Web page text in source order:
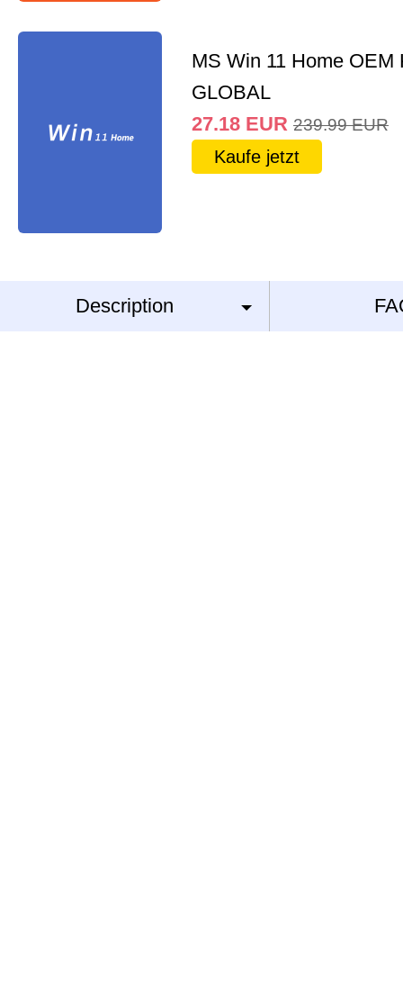
MS Win 11 Home OEM
GLOBAL
27.18 EUR 239.99 EUR
Kaufe jetzt
Description